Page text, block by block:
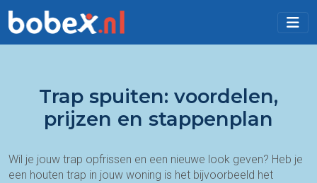
Trap spuiten: voordelen,
prijzen en stappenplan
Wil je jouw trap opfrissen en een nieuwe look geven? Heb je
een houten trap in jouw woning is het bijvoorbeeld het